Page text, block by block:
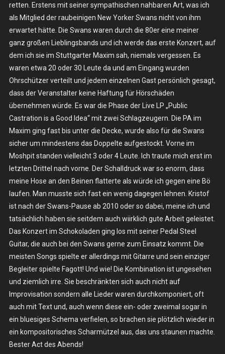
retten. Erstens mit seiner sympathischen nahbaren Art, was ich
als Mitglied der raubeinigen New Yorker Swans nicht von ihm
erwartet hätte. Die Swans waren durch die 80er eine meiner
ganz großen Lieblingsbands und ich werde das erste Konzert, auf
dem ich sie im Stuttgarter Maxim sah, niemals vergessen. Es
waren etwa 20 oder 30 Leute da und am Eingang wurden
Ohrschützer verteilt und jedem einzelnen Gast persönlich gesagt,
dass der Veranstalter keine Haftung für Hörschäden
übernehmen würde. Es war die Phase der Live LP „Public
Castration is a Good Idea“ mit zwei Schlagzeugern. Die PA im
Maxim ging fast bis unter die Decke, wurde also für die Swans
sicher um mindestens das Doppelte aufgestockt. Vorne im
Moshpit standen vielleicht 3 oder 4 Leute. Ich traute mich erst im
letzten Drittel nach vorne. Der Schalldruck war so enorm, dass
meine Hose an den Beinen flatterte als würde ich gegen eine Bö
laufen. Man musste sich fast ein wenig dagegen lehnen. Kristof
ist nach der Swans-Pause ab 2010 oder so dabei, meine ich und
tatsächlich haben sie seitdem auch wiirklich gute Arbeit geleistet.
Das Konzert im Schokoladen ging los mit seiner Pedal Steel
Guitar, die auch bei den Swans gerne zum Einsatz kommt. Die
meisten Songs spielte er allerdings mit Gitarre und sein einziger
Begleiter spielte Fagott! Und wie! Die Kombination ist ungesehen
und ziemlich irre. Sie beschränkten sich auch nicht auf
Improvisation sondern alle Lieder waren durchkomponiert, oft
auch mit Text und, auch wenn diese ein- oder zweimal sogar in
ein bluesiges Schema verfielen, so brachen sie plötzlich wieder in
ein kompositorisches Scharmützel aus, das uns staunen machte.
Bester Act des Abends!